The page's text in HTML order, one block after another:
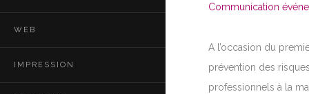
WEB
IMPRESSION
Communication
A l’occasion du
prévention des risques
professionnels à la